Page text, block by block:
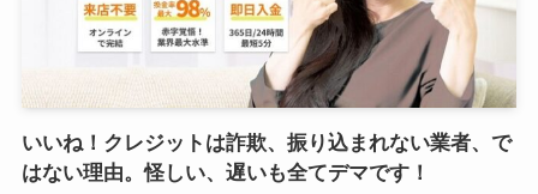
いいね！クレジットは詐欺、振り込まれない業者、で
はない理由。怪しい、遅いも全てデマです！